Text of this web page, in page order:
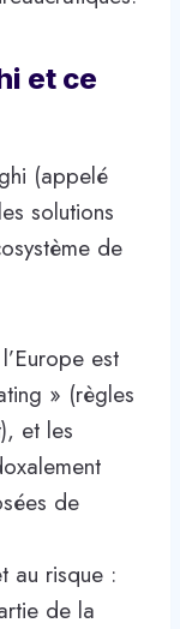
et ce
(appelé
solutions
de
est
» (règles
et les
de
au risque :
de la